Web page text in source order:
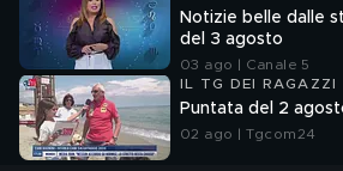
Notizie belle dalle
del 3 agosto
03 ago | Canale 5
IL TG DEI RAGAZZI
Puntata del 2
02 ago | Tgcom24